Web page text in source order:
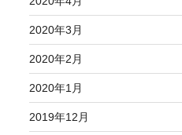
2020年3月
2020年2月
2020年1月
2019年12月